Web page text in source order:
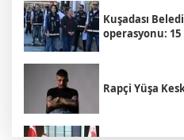
Kuşadası
operasyonu:
Rapçi Yüşa